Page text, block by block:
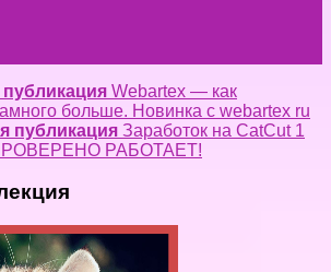
Webartex — как
больше. Новинка с webartex ru
публикация Заработок на CatCut 1
ПРОВЕРЕНО РАБОТАЕТ!